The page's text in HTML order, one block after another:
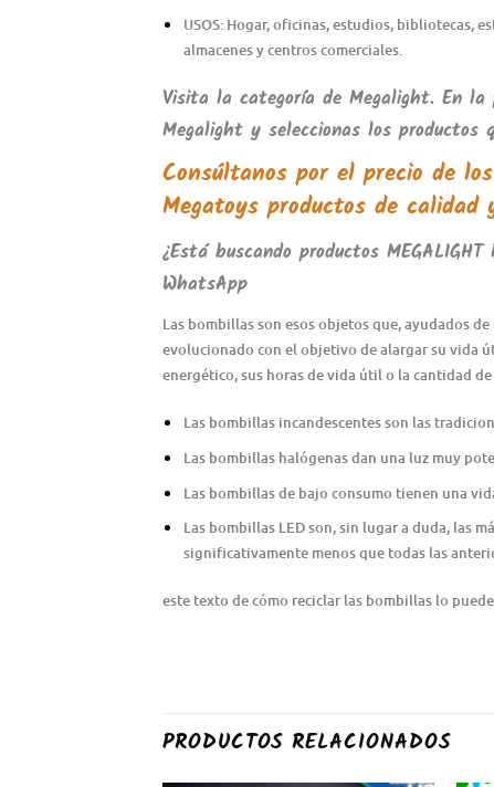
USOS: Hogar, oficinas, estudios, bibliotecas,
almacenes y centros comerciales.
Visita la categoría de Megalight. En la
Megalight y seleccionas los productos
Consúltanos por el precio de
Megatoys productos de
¿Está buscando productos
WhatsApp
Las bombillas son esos objetos que, ayudados
evolucionado con el objetivo de alargar su vida
energético, sus horas de vida útil o la cantidad
Las bombillas incandescentes son las
Las bombillas halógenas dan una luz muy
Las bombillas de bajo consumo tienen una
Las bombillas LED son, sin lugar a duda, las
significativamente menos que todas las
este texto de cómo reciclar las bombillas lo
PRODUCTOS RELACIONADOS